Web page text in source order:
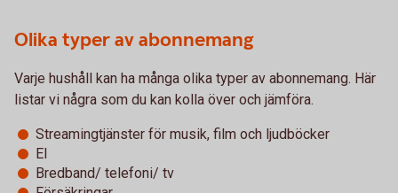
Olika typer av abonnemang
Varje hushåll kan ha många olika typer av abonnemang. Här
listar vi några som du kan kolla över och jämföra.
Streamingtjänster för musik, film och ljudböcker
El
Bredband/ telefoni/ tv